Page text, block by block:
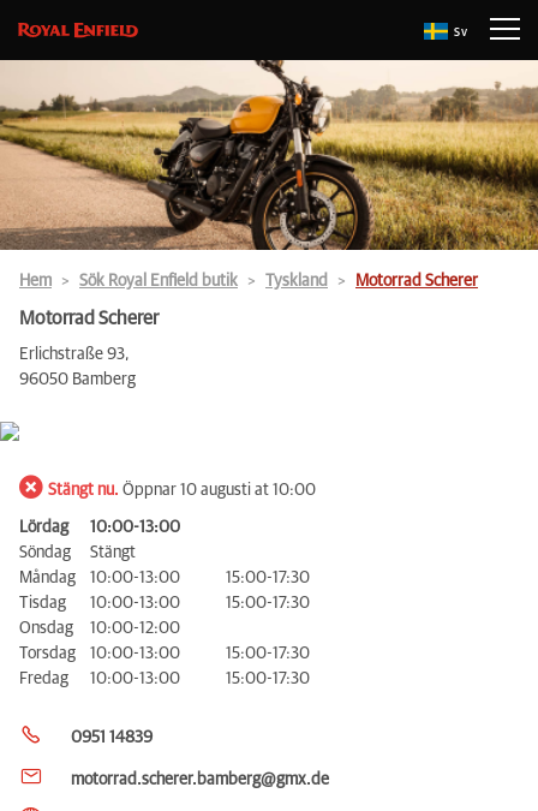
Sv
Hem Sök Royal Enfield butik Tyskland Motorrad Scherer
Motorrad Scherer
Erlichstraße 93,
96050 Bamberg
Stängt nu. Öppnar 10 augusti at 10:00
Lördag
10:00-13:00
Söndag
Stängt
Måndag
10:00-13:00
15:00-17:30
Tisdag
10:00-13:00
15:00-17:30
Onsdag
10:00-12:00
Torsdag
10:00-13:00
15:00-17:30
Fredag
10:00-13:00 15:00-17:30
0951 14839
motorrad.scherer.bamberg@gmx.de